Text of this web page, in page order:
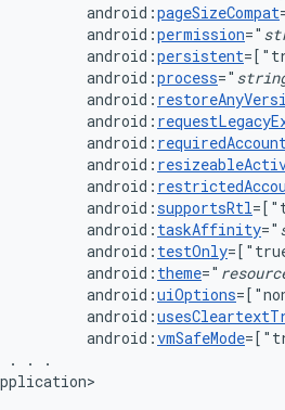
android:pageSizeCompat
android:permission="
android:persistent
android:process="
android:
android:
android:
android:
android:
android:supportsRtl
android: taskAffinity="
android: testOnly
android: theme="
android:uiOptions
android:
android:vmSafeMode
.
.
.